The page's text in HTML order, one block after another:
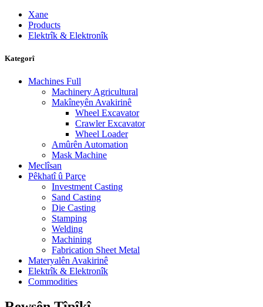
Xane
Products
Elektrîk & Elektronîk
Kategorî
Machines Full
Machinery Agricultural
Makîneyên Avakirinê
Wheel Excavator
Crawler Excavator
Wheel Loader
Amûrên Automation
Mask Machine
Meclîsan
Pêkhatî û Parçe
Investment Casting
Sand Casting
Die Casting
Stamping
Welding
Machining
Fabrication Sheet Metal
Materyalên Avakirinê
Elektrîk & Elektronîk
Commodities